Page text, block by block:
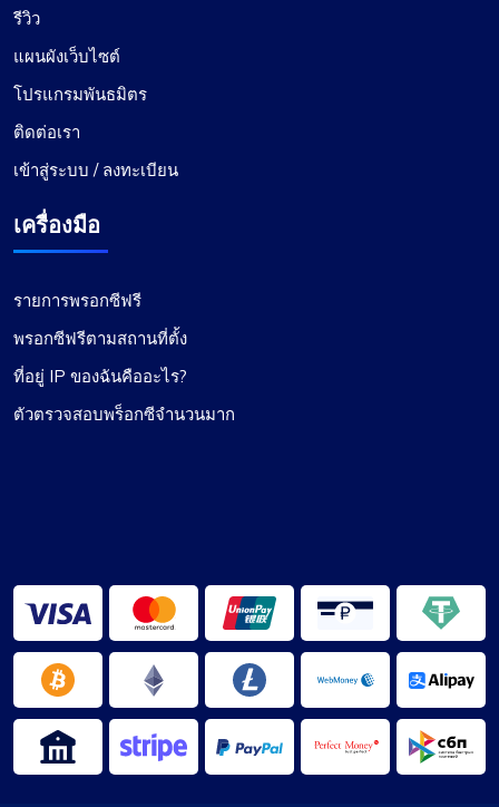
แพ็คเกจพร็อกซีที่ใช้งานได้กับไซต์ที่ฉันกำหนดเป้า
มาทำธุรกิจอีกครั้ง พวกเขามีพรอกซีที่สดใหม่และได้
รับการดูแลอย่างดีจำนวนมากซึ่งค่อนข้างน่ารัก
เกรซ แบ็บค็อก
เพิ่งเปลี่ยนมาใช้ Proxy Compass จาก...
เพิ่งเปลี่ยนมาใช้ Proxy Compass จากบริการอื่น และ
แจ็คสัน แอนเดอร์สัน
รีวิว
แผนผังเว็บไซต์
โปรแกรมพันธมิตร
ติดต่อเรา
เข้าสู่ระบบ / ลงทะเบียน
เครื่องมือ
รายการพรอกซีฟรี
พรอกซีฟรีตามสถานที่ตั้ง
ที่อยู่ IP ของฉันคืออะไร?
ตัวตรวจสอบพร็อกซีจำนวนมาก